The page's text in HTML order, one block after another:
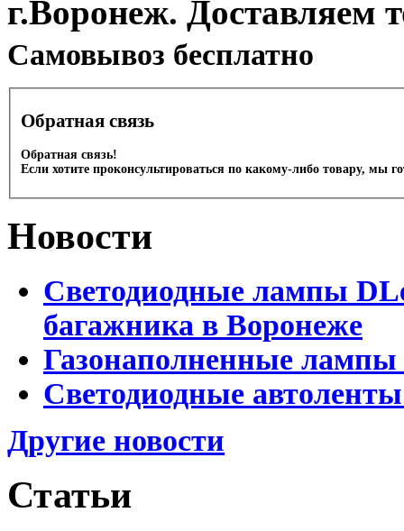
г.Воронеж. Доставляем
Cамовывоз бесплатно
Обратная связь
Обратная связь!
Если хотите проконсультироваться по какому-либо товару, мы
Новости
Светодиодные лампы
багажника в Воронеже
Газонаполненные
Светодиодные
Другие новости
Статьи